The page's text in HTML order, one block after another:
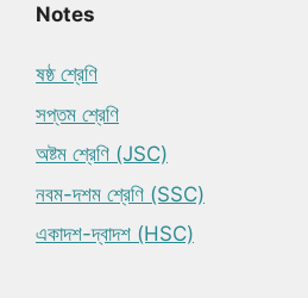
Notes
ষষ্ঠ শ্রেণি
সপ্তম শ্রেণি
অষ্টম শ্রেণি (JSC)
নবম-দশম শ্রেণি (SSC)
একাদশ-দ্বাদশ (HSC)